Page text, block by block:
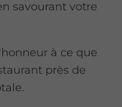
savourant votre
à ce que
près de